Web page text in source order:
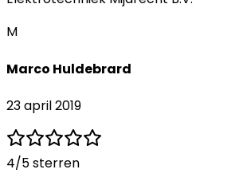
M
Marco Huldebrard
23 april 2019
4/5 sterren